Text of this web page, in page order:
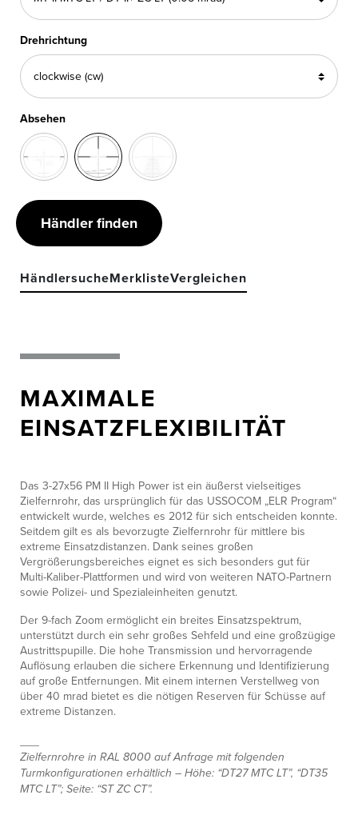
Drehrichtung
Absehen
Händler finden
HändlersucheMerklisteVergleichen
MAXIMALE
EINSATZFLEXIBILITÄT
Das 3-27x56 PM II High Power ist ein äußerst vielseitiges
Zielfernrohr, das ursprünglich für das USSOCOM „ELR Program“
entwickelt wurde, welches es 2012 für sich entscheiden konnte.
Seitdem gilt es als bevorzugte Zielfernrohr für mittlere bis
extreme Einsatzdistanzen. Dank seines großen
Vergrößerungsbereiches eignet es sich besonders gut für
Multi-Kaliber-Plattformen und wird von weiteren NATO-Partnern
sowie Polizei- und Spezialeinheiten genutzt.
Der 9-fach Zoom ermöglicht ein breites Einsatzspektrum,
unterstützt durch ein sehr großes Sehfeld und eine großzügige
Austrittspupille. Die hohe Transmission und hervorragende
Auflösung erlauben die sichere Erkennung und Identifizierung
auf große Entfernungen. Mit einem internen Verstellweg von
über 40 mrad bietet es die nötigen Reserven für Schüsse auf
extreme Distanzen.
___
Zielfernrohre in RAL 8000 auf Anfrage mit folgenden
Turmkonfigurationen erhältlich – Höhe: “DT27 MTC LT”, “DT35
MTC LT”; Seite: “ST ZC CT”.